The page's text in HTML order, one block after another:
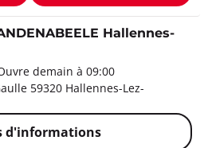
Hallennes-
demain à 09:00
59320 Hallennes-Lez-
d'informations